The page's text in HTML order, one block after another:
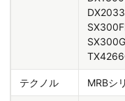
テクノル MRBシ